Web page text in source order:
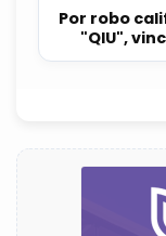
Por robo
"QIU",